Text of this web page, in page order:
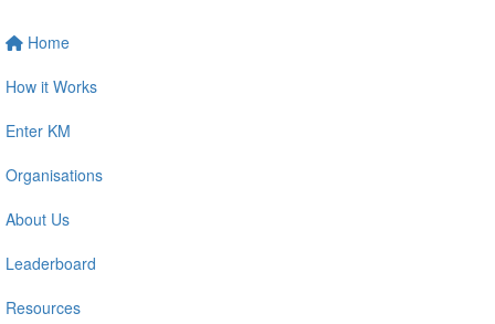
Home
How it Works
Enter KM
Organisations
About Us
Leaderboard
Resources